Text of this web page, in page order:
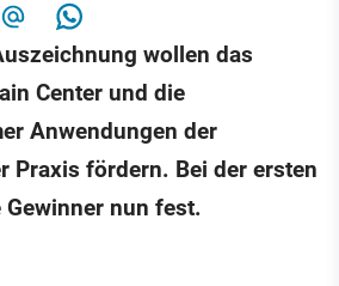
wollen das
Center und die
Anwendungen der
Praxis fördern. Bei der ersten
Gewinner nun fest.